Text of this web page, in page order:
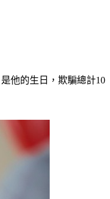
他的生日，欺騙總計10